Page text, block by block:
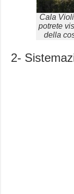
Cala
potrete
della
2-